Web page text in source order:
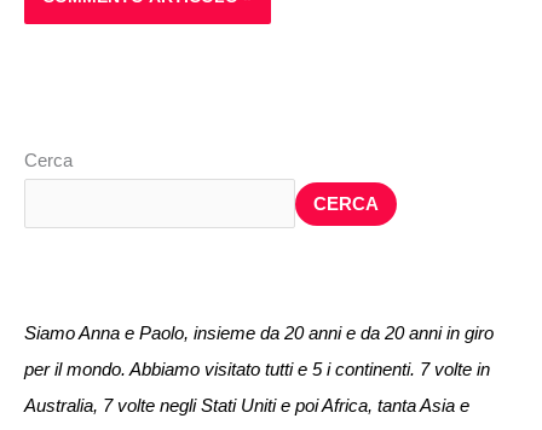
Cerca
CERCA
Siamo Anna e Paolo, insieme da 20 anni e da 20 anni in giro
per il mondo. Abbiamo visitato tutti e 5 i continenti. 7 volte in
Australia, 7 volte negli Stati Uniti e poi Africa, tanta Asia e